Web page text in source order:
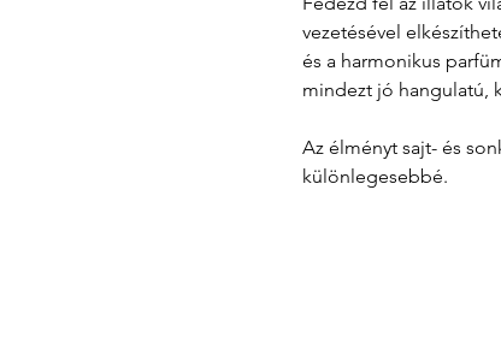
vezetésével
és a harmonikus
mindezt jó hangulatú,
Az élményt sajt- és
különlegesebbé.